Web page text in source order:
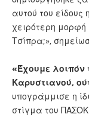
αυτού του
χειρότερη μορφή
Τσίπρα;»,
«Έχουμε λοιπόν
Καρυστιανού,
υπογράμμισε η
στίγμα του